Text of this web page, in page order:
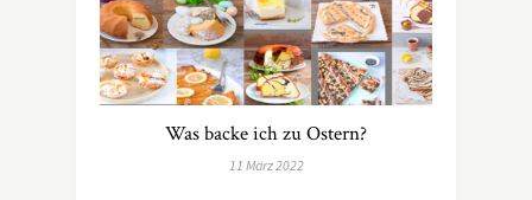
Was backe ich zu Ostern?
11 März 2022